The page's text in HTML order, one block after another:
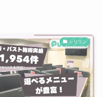
シリコン